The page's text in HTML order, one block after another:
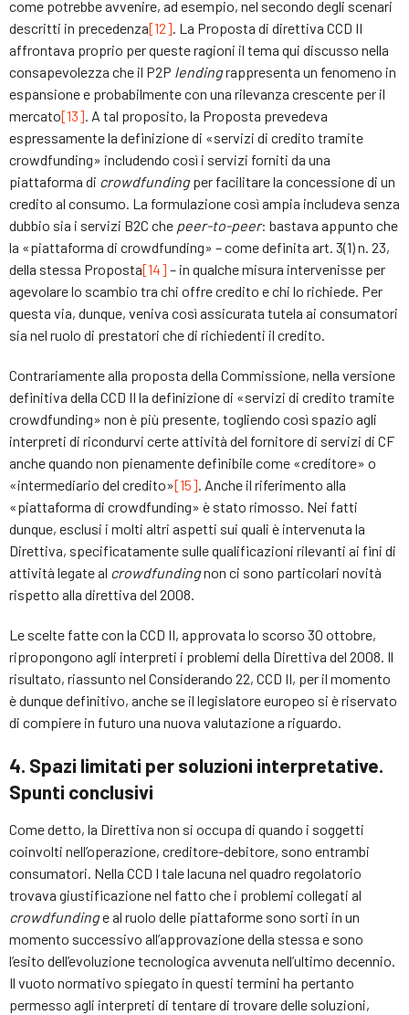
come potrebbe avvenire, ad esempio, nel secondo degli scenari
descritti in precedenza[12]. La Proposta di direttiva CCD II
affrontava proprio per queste ragioni il tema qui discusso nella
consapevolezza che il P2P lendingrappresenta un fenomeno in
espansione e probabilmente con una rilevanza crescente per il
mercato[13]. A tal proposito, la Proposta prevedeva
espressamente la definizione di «servizi di credito tramite
crowdfunding» includendo così i servizi forniti da una
piattaforma di crowdfundingper facilitare la concessione di un
credito al consumo. La formulazione così ampia includeva senza
dubbio sia i servizi B2C che peer-to-peer: bastava appunto che
la «piattaforma di crowdfunding» – come definita art. 3(1) n. 23,
della stessa Proposta[14] – in qualche misura intervenisse per
agevolare lo scambio tra chi offre credito e chi lo richiede. Per
questa via, dunque, veniva così assicurata tutela ai consumatori
sia nel ruolo di prestatori che di richiedenti il credito.
Contrariamente alla proposta della Commissione, nella versione
definitiva della CCD II la definizione di «servizi di credito tramite
crowdfunding» non è più presente, togliendo così spazio agli
interpreti di ricondurvi certe attività del fornitore di servizi di CF
anche quando non pienamente definibile come «creditore» o
«intermediario del credito»[15]. Anche il riferimento alla
«piattaforma di crowdfunding» è stato rimosso. Nei fatti
dunque, esclusi i molti altri aspetti sui quali è intervenuta la
Direttiva, specificatamente sulle qualificazioni rilevanti ai fini di
attività legate al crowdfundingnon ci sono particolari novità
rispetto alla direttiva del 2008.
Le scelte fatte con la CCD II, approvata lo scorso 30 ottobre,
ripropongono agli interpreti i problemi della Direttiva del 2008. Il
risultato, riassunto nel Considerando 22, CCD II, per il momento
è dunque definitivo, anche se il legislatore europeo si è riservato
di compiere in futuro una nuova valutazione a riguardo.
4. Spazi limitati per soluzioni interpretative.
Spunti conclusivi
Come detto, la Direttiva non si occupa di quando i soggetti
coinvolti nell’operazione, creditore-debitore, sono entrambi
consumatori. Nella CCD I tale lacuna nel quadro regolatorio
trovava giustificazione nel fatto che i problemi collegati al
crowdfundinge al ruolo delle piattaforme sono sorti in un
momento successivo all’approvazione della stessa e sono
l’esito dell’evoluzione tecnologica avvenuta nell’ultimo decennio.
Il vuoto normativo spiegato in questi termini ha pertanto
permesso agli interpreti di tentare di trovare delle soluzioni,